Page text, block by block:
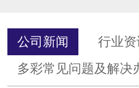
公司新闻 行业资
多彩常见问题及解决